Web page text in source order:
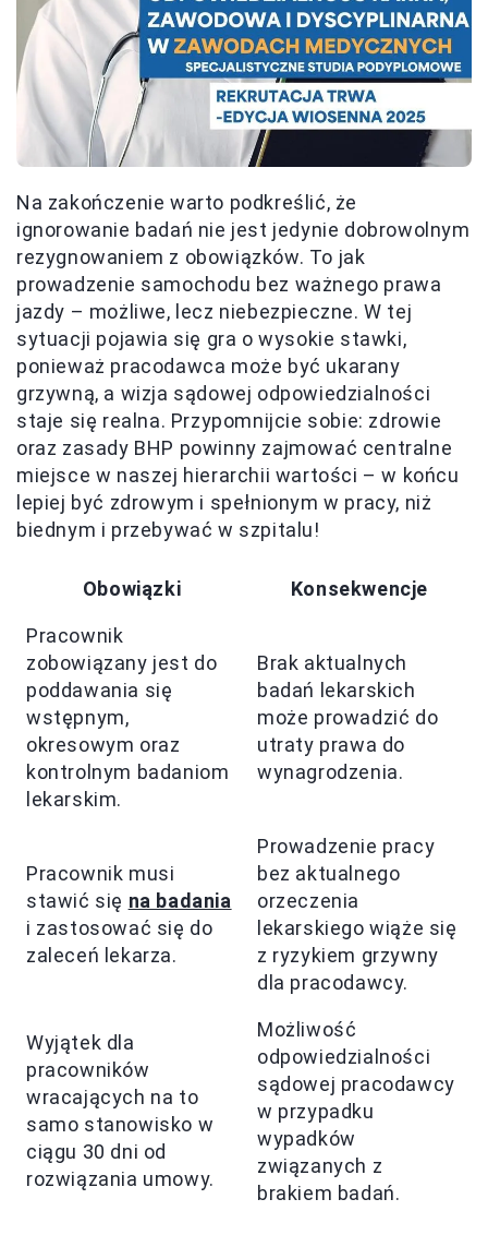
Na zakończenie warto podkreślić, że
ignorowanie badań nie jest jedynie dobrowolnym
rezygnowaniem z obowiązków. To jak
prowadzenie samochodu bez ważnego prawa
jazdy – możliwe, lecz niebezpieczne. W tej
sytuacji pojawia się gra o wysokie stawki,
ponieważ pracodawca może być ukarany
grzywną, a wizja sądowej odpowiedzialności
staje się realna. Przypomnijcie sobie: zdrowie
oraz zasady BHP powinny zajmować centralne
miejsce w naszej hierarchii wartości – w końcu
lepiej być zdrowym i spełnionym w pracy, niż
biednym i przebywać w szpitalu!
Obowiązki Konsekwencje
Pracownik
zobowiązany jest do
poddawania się
wstępnym,
okresowym oraz
kontrolnym badaniom
lekarskim.
Brak aktualnych
badań lekarskich
może prowadzić do
utraty prawa do
wynagrodzenia.
Pracownik musi
stawić się na badania
i zastosować się do
zaleceń lekarza.
Prowadzenie pracy
bez aktualnego
orzeczenia
lekarskiego wiąże się
z ryzykiem grzywny
dla pracodawcy.
Wyjątek dla
pracowników
wracających na to
samo stanowisko w
ciągu 30 dni od
rozwiązania umowy.
Możliwość
odpowiedzialności
sądowej pracodawcy
w przypadku
wypadków
związanych z
brakiem badań.